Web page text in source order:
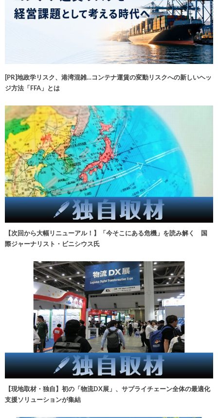
[PR]地政学リスク、港湾混雑…コンテナ運賃の変動リスクへの新しいヘッ
ジ方法「FFA」とは
【次回から大幅リニューアル！】「今そこにある危機」を読み解く 国
際ジャーナリスト・ビニシウス氏
【現地取材・独自】初の「物流DX展」、サプライチェーン全体の最適化
支援ソリューションが集結